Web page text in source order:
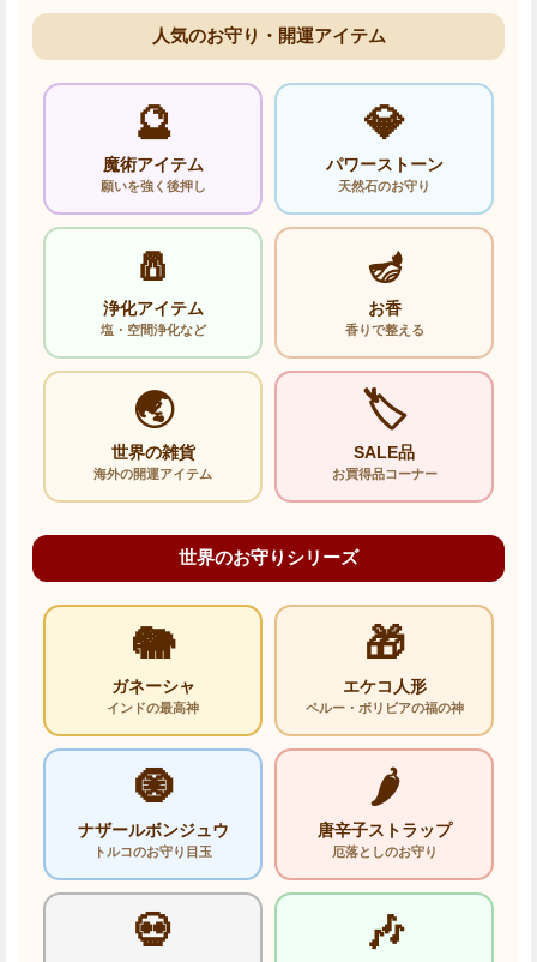
人気のお守り・開運アイテム
🔮
魔術アイテム
願いを強く後押し
💎
パワーストーン
天然石のお守り
🧂
浄化アイテム
塩・空間浄化など
🪔
お香
香りで整える
🌏
世界の雑貨
海外の開運アイテム
🏷️
SALE品
お買得品コーナー
世界のお守りシリーズ
🐘
ガネーシャ
インドの最高神
🎁
エケコ人形
ペルー・ボリビアの福の神
🧿
ナザールボンジュウ
トルコのお守り目玉
🌶️
唐辛子ストラップ
厄落としのお守り
💀 🎶